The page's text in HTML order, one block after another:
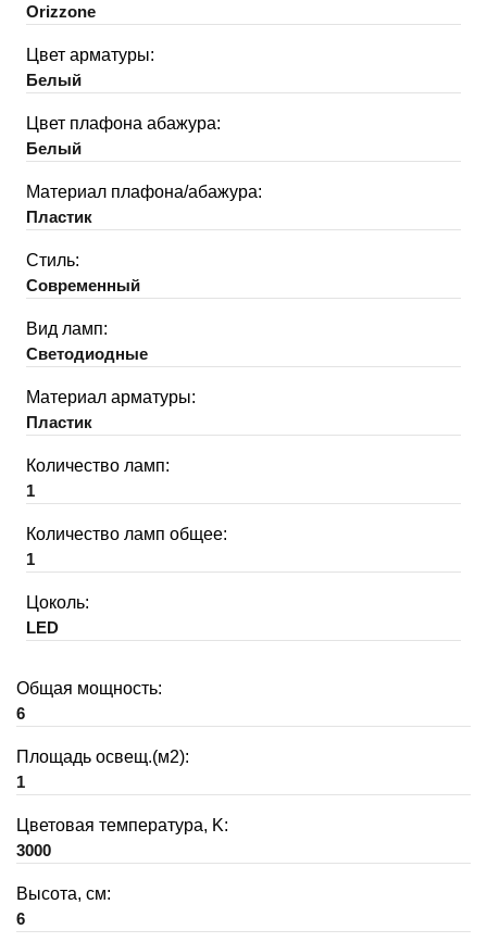
Orizzone
Цвет арматуры:
Белый
Цвет плафона абажура:
Белый
Материал плафона/абажура:
Пластик
Стиль:
Современный
Вид ламп:
Светодиодные
Материал арматуры:
Пластик
Количество ламп:
1
Количество ламп общее:
1
Цоколь:
LED
Общая мощность:
6
Площадь освещ.(м2):
1
Цветовая температура, K:
3000
Высота, см:
6